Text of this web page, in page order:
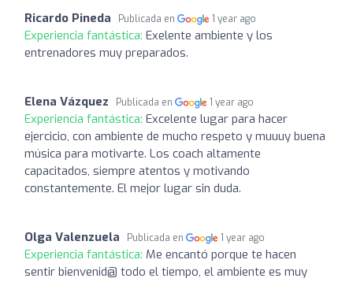
Ricardo Pineda Publicada en 1 year ago
Experiencia fantástica: Exelente ambiente y los
entrenadores muy preparados.
Elena Vázquez Publicada en 1 year ago
Experiencia fantástica: Excelente lugar para hacer
ejercicio, con ambiente de mucho respeto y muuuy buena
música para motivarte. Los coach altamente
capacitados, siempre atentos y motivando
constantemente. El mejor lugar sin duda.
Olga Valenzuela Publicada en 1 year ago
Experiencia fantástica: Me encantó porque te hacen
sentir bienvenid@ todo el tiempo, el ambiente es muy